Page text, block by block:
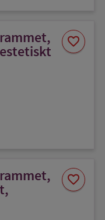
favorite
Spara
som
favorite
Spara
som